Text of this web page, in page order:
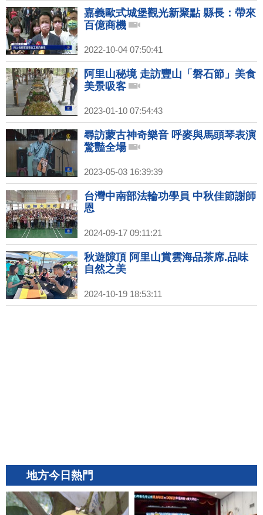
嘉義歐式城堡觀光新聚點 縣長：帶來
百億商機
2022-10-04 07:50:41
阿里山秘境 走訪豐山「磐石節」美食
美景吸客
2023-01-10 07:54:43
尋訪蒙古神奇樂音 呼麥與馬頭琴表演
驚豔全場
2023-05-03 16:39:39
台灣中南部法輪功學員 中秋佳節謝師
恩
2024-09-17 09:11:21
秋遊隙頂 阿里山賞雲海品茶席.品味
自然之美
2024-10-19 18:53:11
地方今日熱門